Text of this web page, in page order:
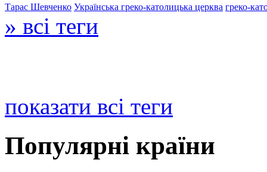
Тарас Шевченко Українська греко-католицька церква греко-
» всі теги
показати всі теги
Популярні країни